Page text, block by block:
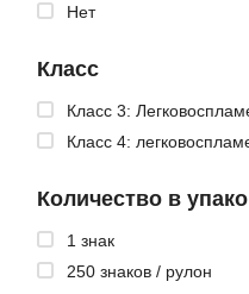
Нет
Класс
Класс 3:
Класс 4:
Количество в
1 знак
250 знаков / рулон